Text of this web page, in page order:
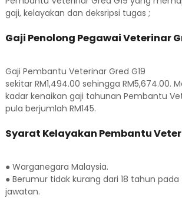
gaji, kelayakan dan deksripsi tugas ;
Gaji Penolong Pegawai Veterinar
Gaji Pembantu Veterinar Gred G19
sekitar RM1,494.00 sehingga RM5,674.00.
kadar kenaikan gaji tahunan Pembantu
pula berjumlah RM145.
Syarat Kelayakan Pembantu
● Warganegara Malaysia.
● Berumur tidak kurang dari 18 tahun
jawatan.